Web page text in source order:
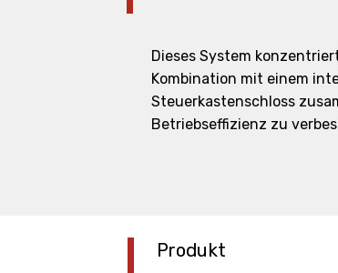
Dieses System
Kombination mit einem
Steuerkastenschloss
Betriebseffizienz zu
Produkt